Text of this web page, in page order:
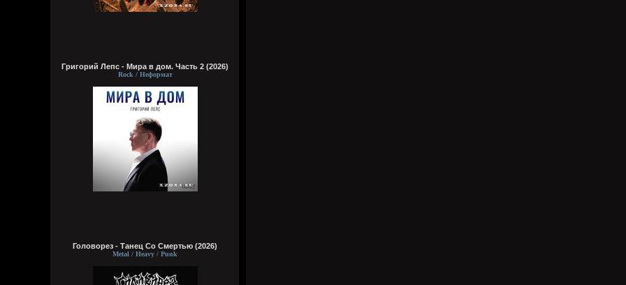
Григорий Лепс - Мира в дом. Часть 2 (2026)
Rock / Неформат
Головорез - Tанец Со Смертью (2026)
Metal / Heavy / Punk